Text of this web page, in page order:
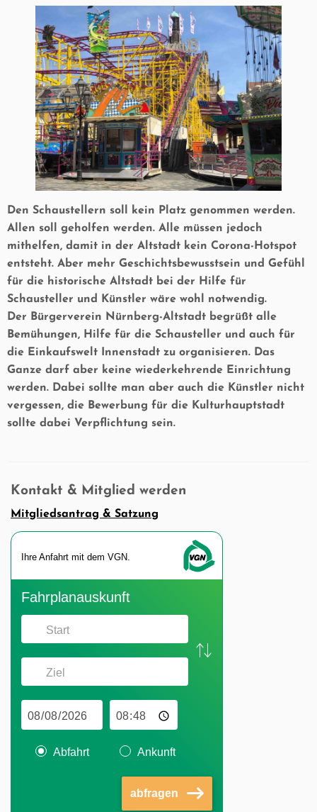
Den Schaustellern soll kein Platz genommen werden.
Allen soll geholfen werden. Alle müssen jedoch
mithelfen, damit in der Altstadt kein Corona-Hotspot
entsteht. Aber mehr Geschichtsbewusstsein und Gefühl
für die historische Altstadt bei der Hilfe für
Schausteller und Künstler wäre wohl notwendig.
Der Bürgerverein Nürnberg-Altstadt begrüßt alle
Bemühungen, Hilfe für die Schausteller und auch für
die Einkaufswelt Innenstadt zu organisieren. Das
Ganze darf aber keine wiederkehrende Einrichtung
werden. Dabei sollte man aber auch die Künstler nicht
vergessen, die Bewerbung für die Kulturhauptstadt
sollte dabei Verpflichtung sein.
Kontakt & Mitglied werden
Mitgliedsantrag & Satzung
Ihre An­fahrt mit dem VGN.
Fahr­plan­aus­kunft
Abfahrt Ankunft
abfragen